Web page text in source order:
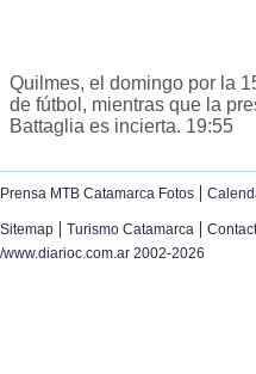
Quilmes, el domingo por la
de fútbol, mientras que la
Battaglia es incierta. 19:55
Prensa MTB Catamarca Fotos |
Sitemap | Turismo Catamarca |
/www.diarioc.com.ar 2002-2026